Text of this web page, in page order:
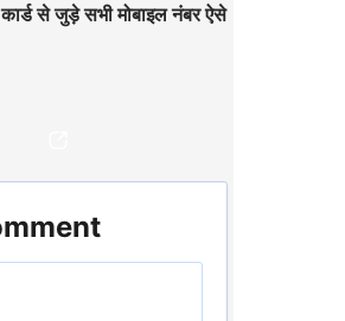
से जुड़े सभी मोबाइल नंबर ऐसे